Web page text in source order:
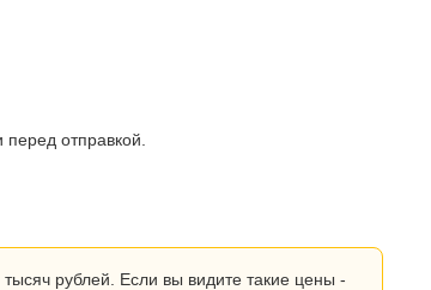
отправкой.
рублей. Если вы видите такие цены -